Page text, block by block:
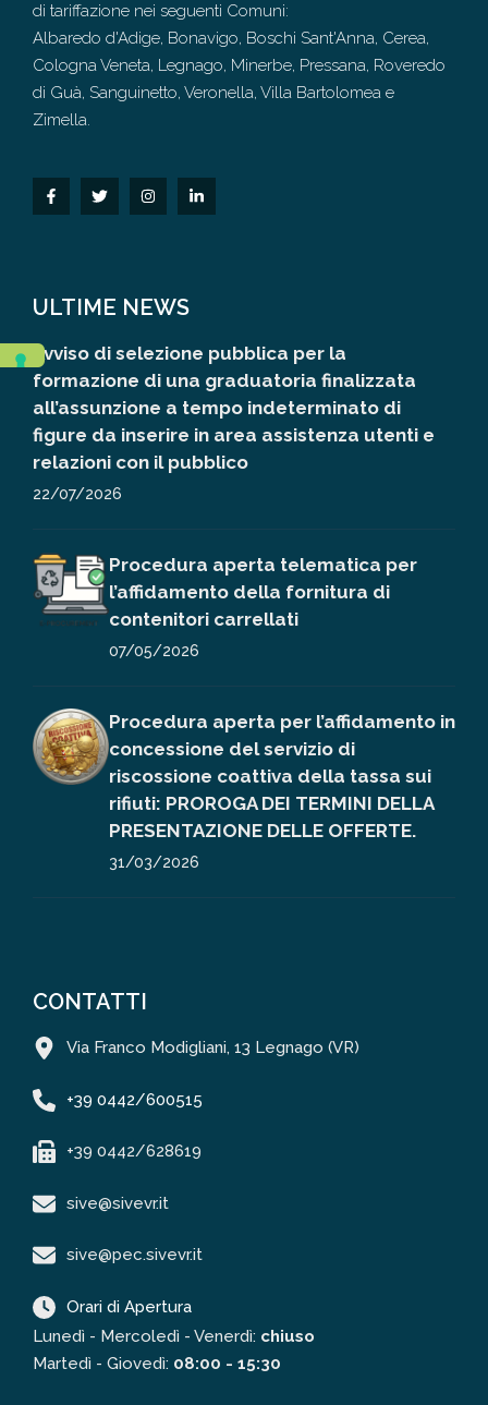
di tariffazione nei seguenti Comuni:
Albaredo d'Adige, Bonavigo, Boschi Sant'Anna, Cerea,
Cologna Veneta, Legnago, Minerbe, Pressana, Roveredo
di Guà, Sanguinetto, Veronella, Villa Bartolomea e
Zimella.
ULTIME NEWS
Avviso di selezione pubblica per la
formazione di una graduatoria finalizzata
all’assunzione a tempo indeterminato di
figure da inserire in area assistenza utenti e
relazioni con il pubblico
22/07/2026
Procedura aperta telematica per
l’affidamento della fornitura di
contenitori carrellati
07/05/2026
Procedura aperta per l’affidamento in
concessione del servizio di
riscossione coattiva della tassa sui
rifiuti: PROROGA DEI TERMINI DELLA
PRESENTAZIONE DELLE OFFERTE.
31/03/2026
CONTATTI
Via Franco Modigliani, 13 Legnago (VR)
+39 0442/600515
+39 0442/628619
sive@sivevr.it
sive@pec.sivevr.it
Orari di Apertura
Lunedì - Mercoledì - Venerdì: chiuso
Martedì - Giovedì: 08:00 - 15:30